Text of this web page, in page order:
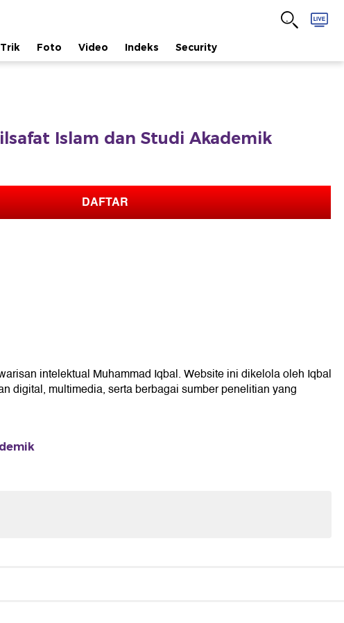
Foto Video Indeks Security
Islam dan Studi Akademik
DAFTAR
intelektual Muhammad Iqbal. Website ini dikelola oleh Iqbal
digital, multimedia, serta berbagai sumber penelitian yang